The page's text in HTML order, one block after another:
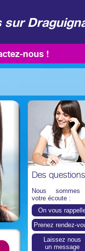
nous !
Des
Nous
votre écoute :
On vous
Prenez rendez-
Laissez nous
un message